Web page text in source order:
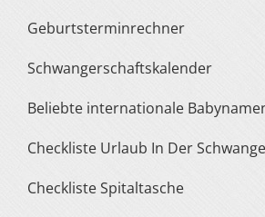
Geburtsterminrechner
Schwangerschaftskalender
Beliebte internationale
Checkliste Urlaub In Der
Checkliste Spitaltasche